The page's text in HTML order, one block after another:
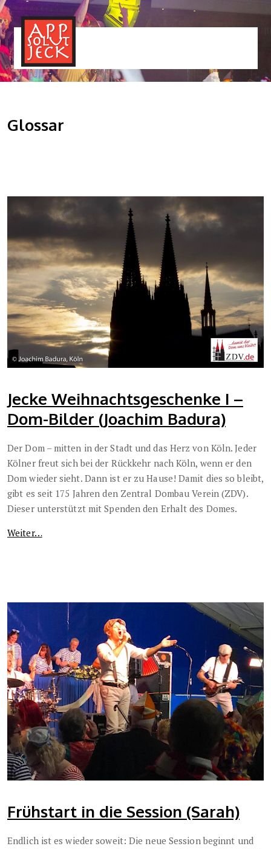
Glossar
Jecke Weihnachtsgeschenke I –
Dom-Bilder (Joachim Badura)
Der Dom – mitten in der Stadt und das Herz von Köln. Jeder
Kölner freut sich bei der Rückkehr nach Köln, wenn er den
Dom wieder sieht. Dann ist er zu Hause! Damit dies so bleibt,
gibt es seit 175 Jahren den Zentral Dombau Verein (ZDV).
Dieser unterstützt mit Spenden den Erhalt des Domes.
Weiter…
Frühstart in die Session (Sarah)
Endlich ist es wieder soweit: Die neue Session beginnt und